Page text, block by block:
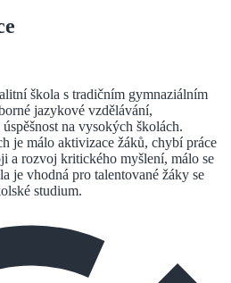
škola s tradičním gymnaziálním
jazykové vzdělávání,
na vysokých školách.
je málo aktivizace žáků, chybí práce
a rozvoj kritického myšlení, málo se
je vhodná pro talentované žáky se
studium.